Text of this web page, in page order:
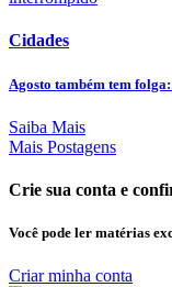
Cidades
Agosto também tem
Saiba Mais
Mais Postagens
Crie sua conta e
Você pode ler matérias
Criar minha conta